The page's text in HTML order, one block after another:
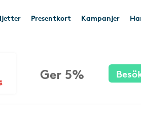
Presentkort Kampanjer
Ger 5%